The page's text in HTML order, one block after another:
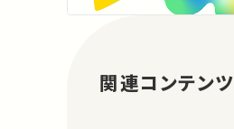
関連コンテンツ